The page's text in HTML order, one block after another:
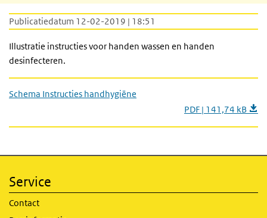
Publicatiedatum 12-02-2019 | 18:51
Illustratie instructies voor handen wassen en handen
desinfecteren.
Schema Instructies handhygiëne
PDF | 141,74 kB
Service
Contact